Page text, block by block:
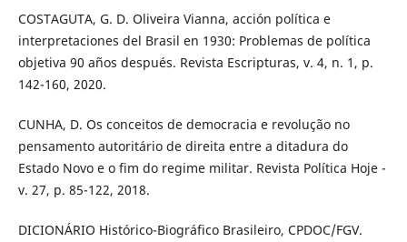
COSTAGUTA, G. D. Oliveira Vianna, acción política e
interpretaciones del Brasil en 1930: Problemas de política
objetiva 90 años después. Revista Escripturas, v. 4, n. 1, p.
142-160, 2020.
CUNHA, D. Os conceitos de democracia e revolução no
pensamento autoritário de direita entre a ditadura do
Estado Novo e o fim do regime militar. Revista Política Hoje -
v. 27, p. 85-122, 2018.
DICIONÁRIO Histórico-Biográfico Brasileiro, CPDOC/FGV.